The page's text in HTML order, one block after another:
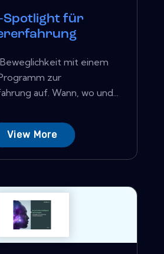
-Spotlight für
mit einem
zur
auf. Wann, wo und...
View More